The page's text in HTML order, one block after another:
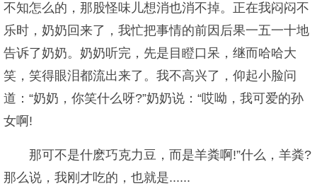
不知怎么的，那股怪味儿想消也消不掉。正在我闷闷不
乐时，奶奶回来了，我忙把事情的前因后果一五一十地
告诉了奶奶。奶奶听完，先是目瞪口呆，继而哈哈大
笑，笑得眼泪都流出来了。我不高兴了，仰起小脸问
道：“奶奶，你笑什么呀?”奶奶说：“哎呦，我可爱的孙
女啊!
那可不是什麽巧克力豆，而是羊粪啊!”什么，羊粪?
那么说，我刚才吃的，也就是......